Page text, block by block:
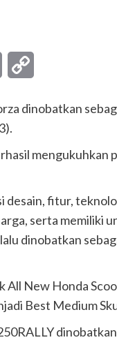
Print
dinobatkan
mengukuhkan
desain, fitur,
serta memiliki
dinobatkan
All New Honda
Best Medium